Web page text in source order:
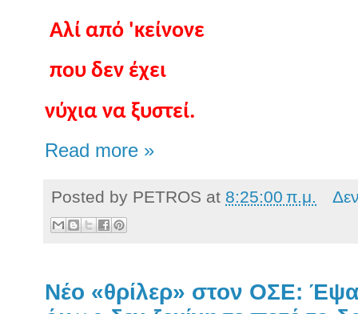
Αλί από 'κείνονε
που δεν έχει
νύχια να ξυστεί.
Read more »
Posted by PETROS at 8:25:00 π.μ.
Νέο «θρίλερ» στον ΟΣΕ: